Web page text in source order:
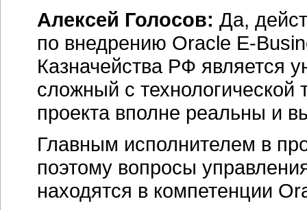
Алексей Голосов: Да,
по внедрению Oracle E-
Казначейства РФ является
сложный с технологической
проекта вполне реальны и
Главным исполнителем в
поэтому вопросы
находятся в компетенции